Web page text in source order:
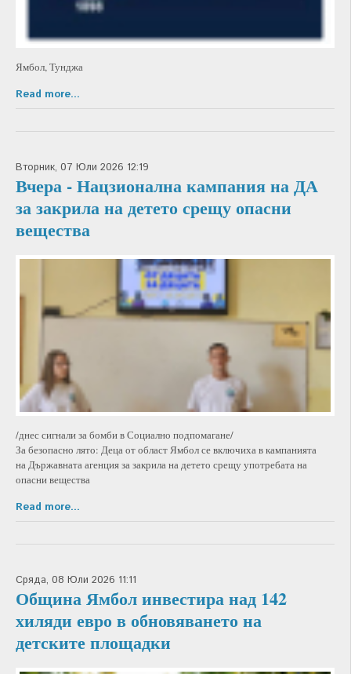
Ямбол, Тунджа
Read more...
Вторник, 07 Юли 2026 12:19
Вчера - Нацзионална кампания на ДА
за закрила на детето срещу опасни
вещества
/днес сигнали за бомби в Социално подпомагане/
За безопасно лято: Деца от област Ямбол се включиха в кампанията
на Държавната агенция за закрила на детето срещу употребата на
опасни вещества
Read more...
Сряда, 08 Юли 2026 11:11
Община Ямбол инвестира над 142
хиляди евро в обновяването на
детските площадки